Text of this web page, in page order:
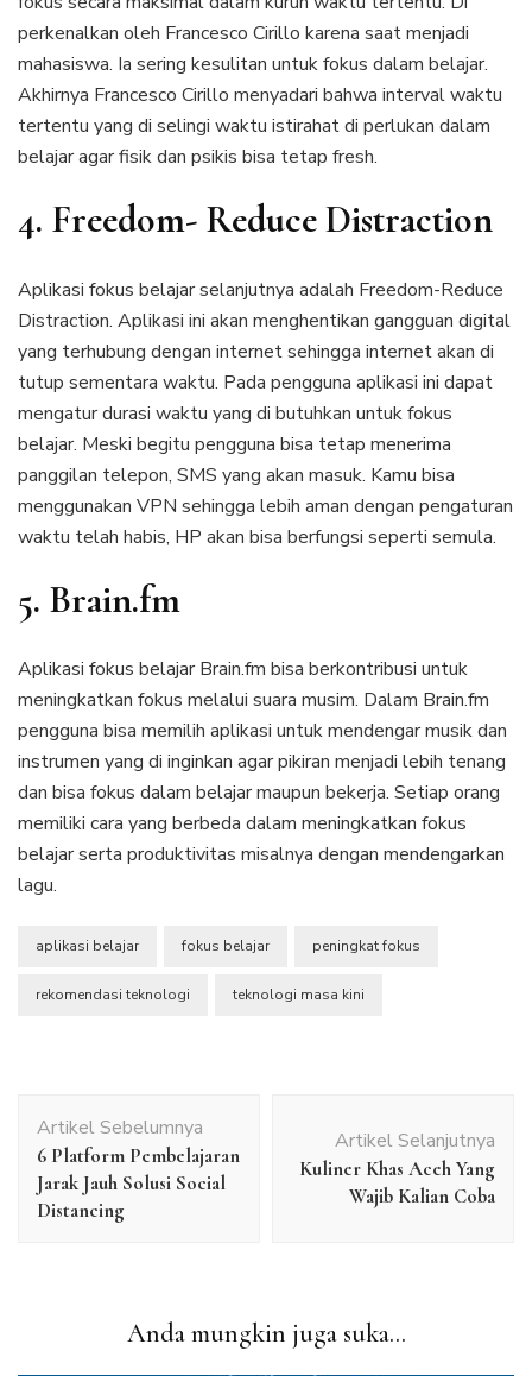
perkenalkan oleh Francesco Cirillo karena saat menjadi
mahasiswa. Ia sering kesulitan untuk fokus dalam belajar.
Akhirnya Francesco Cirillo menyadari bahwa interval waktu
tertentu yang di selingi waktu istirahat di perlukan dalam
belajar agar fisik dan psikis bisa tetap fresh.
4. Freedom- Reduce Distraction
Aplikasi fokus belajar selanjutnya adalah Freedom-Reduce
Distraction. Aplikasi ini akan menghentikan gangguan digital
yang terhubung dengan internet sehingga internet akan di
tutup sementara waktu. Pada pengguna aplikasi ini dapat
mengatur durasi waktu yang di butuhkan untuk fokus
belajar. Meski begitu pengguna bisa tetap menerima
panggilan telepon, SMS yang akan masuk. Kamu bisa
menggunakan VPN sehingga lebih aman dengan pengaturan
waktu telah habis, HP akan bisa berfungsi seperti semula.
5. Brain.fm
Aplikasi fokus belajar Brain.fm bisa berkontribusi untuk
meningkatkan fokus melalui suara musim. Dalam Brain.fm
pengguna bisa memilih aplikasi untuk mendengar musik dan
instrumen yang di inginkan agar pikiran menjadi lebih tenang
dan bisa fokus dalam belajar maupun bekerja. Setiap orang
memiliki cara yang berbeda dalam meningkatkan fokus
belajar serta produktivitas misalnya dengan mendengarkan
lagu.
aplikasi belajar fokus belajar peningkat fokus
rekomendasi teknologi teknologi masa kini
Artikel
Artikel Sebelumnya
6 Platform Pembelajaran
Jarak Jauh Solusi Social
Distancing
Artikel Selanjutnya
Kuliner Khas Aceh Yang
Wajib Kalian Coba
Anda mungkin juga suka...